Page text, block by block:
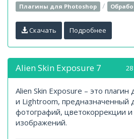
Плагины для Photoshop /
Скачать Подробнее
Alien Skin Exposure 7
Alien Skin Exposure – это
и Lightroom, предназначенный
фотографий, цветокоррекции и
изображений.